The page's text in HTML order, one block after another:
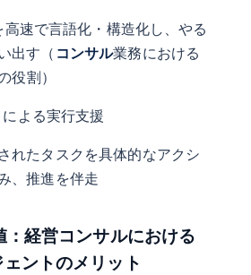
速で言語化・構造化し、やる
出す（ コンサル業務における
役割）
よる実行支援
れたタスクを具体的なアクシ
、推進を伴走
経営コンサルにおける
ントのメリット